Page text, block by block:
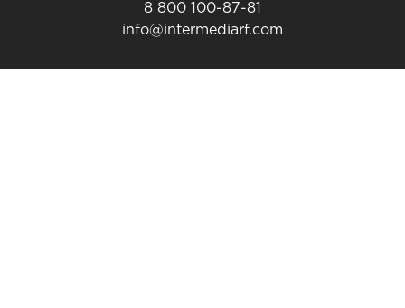
8 800 100-87-81
info@intermediarf.com